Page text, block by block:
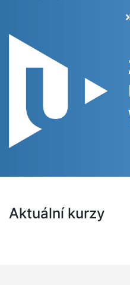
Aktuální kurzy